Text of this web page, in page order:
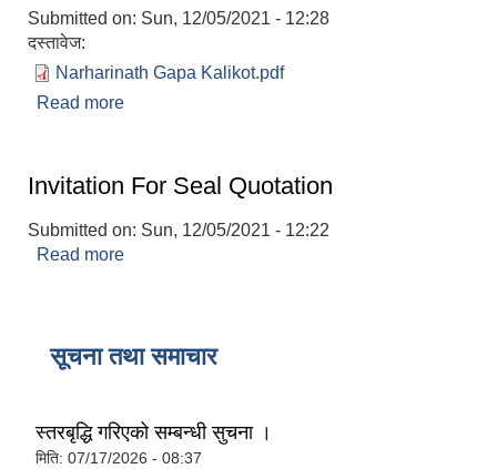
Submitted on: Sun, 12/05/2021 - 12:28
दस्तावेज:
Narharinath Gapa Kalikot.pdf
Read more
Invitation For Seal Quotation
Submitted on: Sun, 12/05/2021 - 12:22
Read more
सूचना तथा समाचार
स्तरबृद्धि गरिएको सम्बन्धी सुचना ।
मिति: 07/17/2026 - 08:37